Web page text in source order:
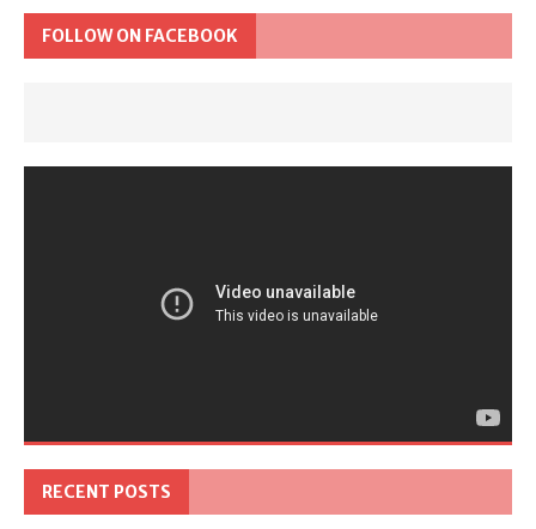
FOLLOW ON FACEBOOK
RECENT POSTS